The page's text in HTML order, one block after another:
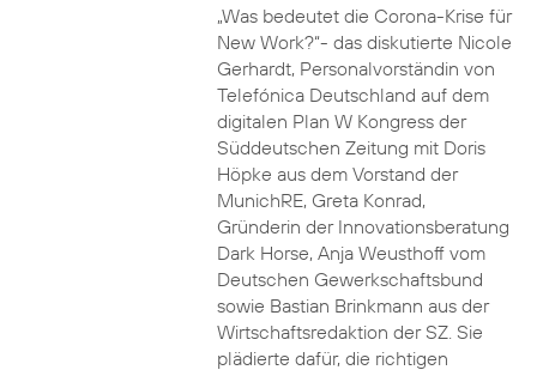
„Was bedeutet die Corona-Krise für
New Work?“- das diskutierte Nicole
Gerhardt, Personalvorständin von
Telefónica Deutschland auf dem
digitalen Plan W Kongress der
Süddeutschen Zeitung mit Doris
Höpke aus dem Vorstand der
MunichRE, Greta Konrad,
Gründerin der Innovationsberatung
Dark Horse, Anja Weusthoff vom
Deutschen Gewerkschaftsbund
sowie Bastian Brinkmann aus der
Wirtschaftsredaktion der SZ. Sie
plädierte dafür, die richtigen